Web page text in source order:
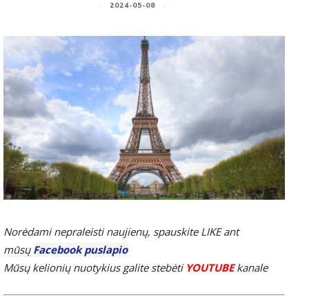
2024-05-08
Norėdami nepraleisti naujienų, spauskite LIKE ant
mūsų Facebook puslapio
Mūsų kelionių nuotykius galite stebėti YOUTUBEkanale